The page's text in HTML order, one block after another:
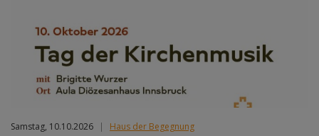
Samstag, 10.10.2026 | Haus der Begegnung